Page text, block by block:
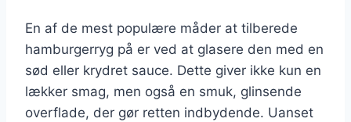
En af de mest populære måder at tilberede
hamburgerryg på er ved at glasere den med en
sød eller krydret sauce. Dette giver ikke kun en
lækker smag, men også en smuk, glinsende
overflade, der gør retten indbydende. Uanset